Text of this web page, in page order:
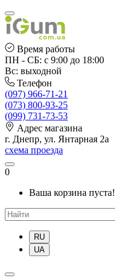
Время работы
ПН - СБ: с 9:00 до 18:00
Вс: выходной
Телефон
(097) 966-71-21
(073) 800-93-25
(099) 731-73-53
Адрес магазина
г. Днепр, ул. Янтарная 2а
схема проезда
0
Ваша корзина пуста!
RU
UA